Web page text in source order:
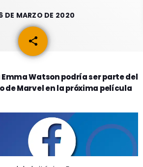
DE MARZO DE 2020
share
email
Watson podría ser parte del
de Marvel en la próxima película